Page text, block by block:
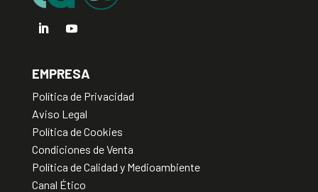
EMPRESA
Política de Privacidad
Aviso Legal
Política de Cookies
Condiciones de Venta
Política de Calidad y Medioambiente
Canal Ético